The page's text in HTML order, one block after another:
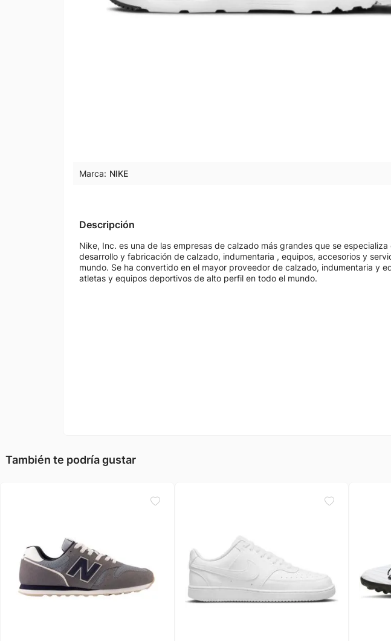
Marca: NIKE
Descripción
Nike, Inc. es una de las empresas de calzado más grandes que se especializa
desarrollo y fabricación de calzado, indumentaria , equipos, accesorios y
mundo. Se ha convertido en el mayor proveedor de calzado, indumentaria y
atletas y equipos deportivos de alto perfil en todo el mundo.
También te podría gustar